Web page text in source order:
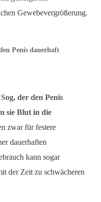
Gewebevergrößerung.
Penis dauerhaft
der den Penis
sie Blut in die
zwar für festere
dauerhaften
kann sogar
der Zeit zu schwächeren